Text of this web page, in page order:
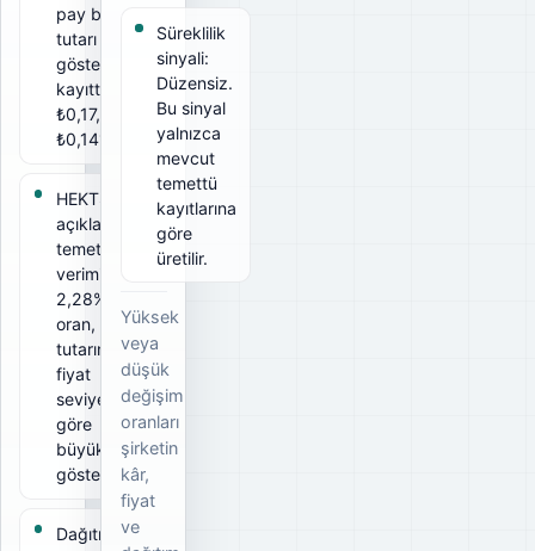
pay başına
tutarı
gösterir. Bu
kayıtta brüt
₺0,17, net
₺0,1417.
HEKTS için
açıklanan
temettü
verimi
2,28%. Bu
oran, ödeme
tutarının ilgili
fiyat
seviyesine
göre
büyüklüğünü
gösterir.
Dağıtım
Süreklilik
sinyali:
Düzensiz.
Bu sinyal
yalnızca
mevcut
temettü
kayıtlarına
göre
üretilir.
Yüksek
veya
düşük
değişim
oranları
şirketin
kâr,
fiyat
ve